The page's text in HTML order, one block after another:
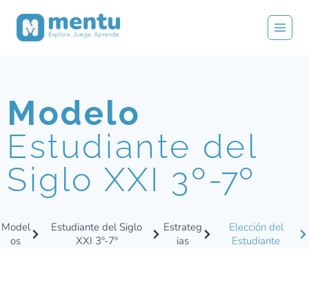
Modelo
Estudiante del
Siglo XXI 3º-7º
Model
os
Estudiante del Siglo
XXI 3º-7º
Estrateg
ias
Elección del
Estudiante